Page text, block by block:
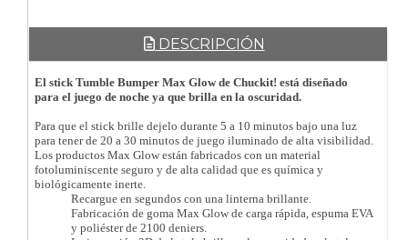
DESCRIPCIÓN
El stick Tumble Bumper Max Glow de Chuckit! está diseñado
para el juego de noche ya que brilla en la oscuridad.
Para que el stick brille dejelo durante 5 a 10 minutos bajo una luz
para tener de 20 a 30 minutos de juego iluminado de alta visibilidad.
Los productos Max Glow están fabricados con un material
fotoluminiscente seguro y de alta calidad que es química y
biológicamente inerte.
Recargue en segundos con una linterna brillante.
Fabricación de goma Max Glow de carga rápida, espuma EVA
y poliéster de 2100 deniers.